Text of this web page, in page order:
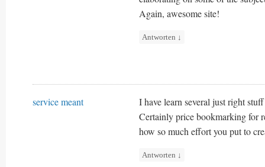
Again, awesome site!
Antworten ↓
service meant
I have learn several just right
Certainly price bookmarking for
how so much effort you put to
Antworten ↓